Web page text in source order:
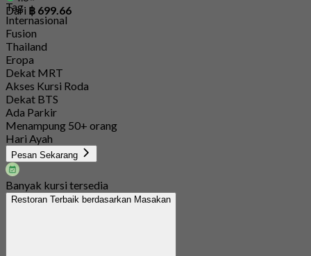
Dari ฿ 699.66
Tag
Internasional
Fusion
Thailand
Eropa
Dekat MRT
Akses Kursi Roda
Dekat BTS
Ada Parkir
Menampung 50+ orang
Hari Ayah
Pesan Sekarang
Banyak kursi tersedia
Restoran Terbaik berdasarkan Masakan